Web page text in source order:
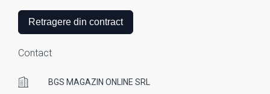
Retragere din contract
Contact
BGS MAGAZIN ONLINE SRL